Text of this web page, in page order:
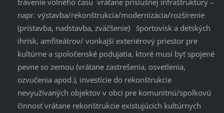
trávenie voľného času vrátane príslušnej infraštruktúry –
napr. výstavba/rekonštrukcia/modernizácia/rozšírenie
(prístavba, nadstavba, zväčšenie) športovísk a detských
ihrísk, amfiteátrov/ vonkajší exteriérový priestor pre
kultúrne a spoločenské podujatia, ktoré musí byť spojené
pevne so zemou (vrátane zastrešenia, osvetlenia,
ozvučenia apod.), investície do rekonštrukcie
nevyužívaných objektov v obci pre komunitnú/spolkovú
činnosť vrátane rekonštrukcie existujúcich kultúrnych